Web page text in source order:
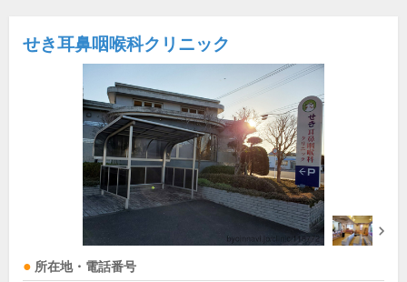
せき耳鼻咽喉科クリニック
所在地・電話番号